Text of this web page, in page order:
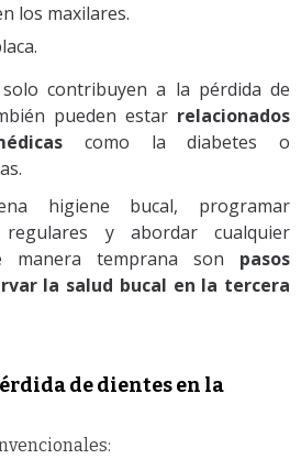
los maxilares.
contribuyen a la pérdida de
pueden estar relacionados
como la diabetes o
higiene bucal, programar
regulares y abordar cualquier
manera temprana son pasos
la salud bucal en la tercera
de dientes en la